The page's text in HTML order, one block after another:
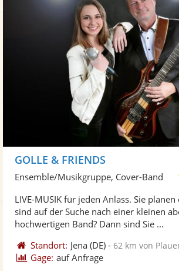
GOLLE & FRIENDS
Ensemble/Musikgruppe, Cover-Band
LIVE-MUSIK für jeden Anlass. Sie
sind auf der Suche nach einer kleinen
hochwertigen Band? Dann sind Sie ...
Standort: Jena (DE) -62 km von
Gage: auf Anfrage